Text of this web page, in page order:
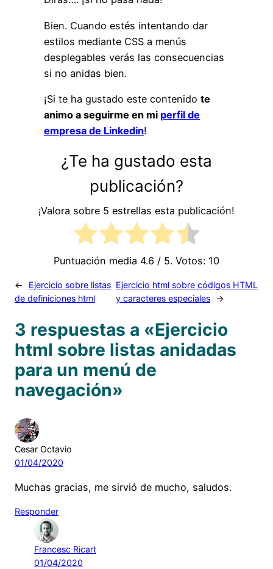
Bien. Cuando estés intentando dar
estilos mediante CSS a menús
desplegables verás las consecuencias
si no anidas bien.
¡Si te ha gustado este contenido te
animo a seguirme en mi perfil de
empresa de Linkedin!
¿Te ha gustado esta
publicación?
¡Valora sobre 5 estrellas esta publicación!
Puntuación media 4.6 / 5. Votos: 10
←
Ejercicio sobre listas
de definiciones html
Ejercicio html sobre códigos HTML
y caracteres especiales →
3 respuestas a «Ejercicio
html sobre listas anidadas
para un menú de
navegación»
Cesar Octavio
01/04/2020
Muchas gracias, me sirvió de mucho, saludos.
Responder
Francesc Ricart
01/04/2020